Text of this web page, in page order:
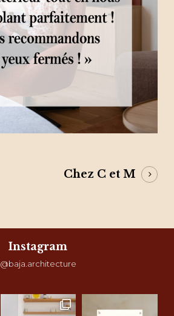
Chez C et M
Instagram
@baja.architecture